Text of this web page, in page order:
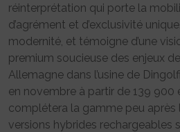
réinterprétation qui porte la
d’agrément et d’exclusivité
modernité, et témoigne d’une
premium soucieuse des enjeux
Allemagne dans l’usine de
en novembre à partir de 139 900
complétera la gamme peu après
versions hybrides rechargeables